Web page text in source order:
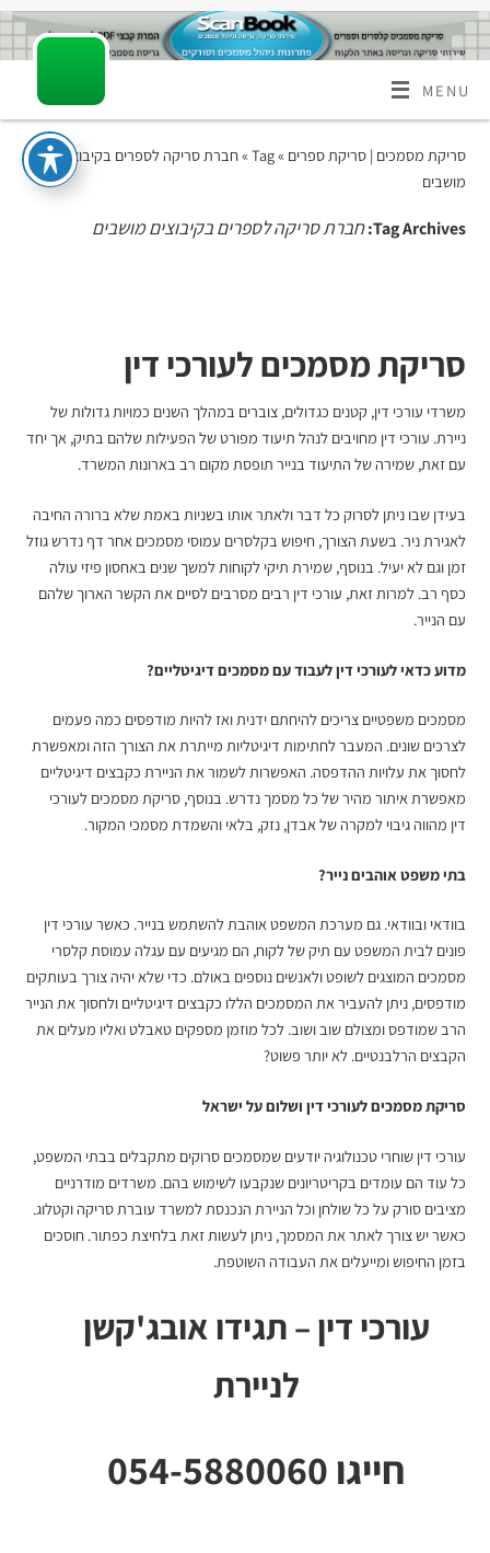
MENU
סריקת מסמכים | סריקת ספרים
» Tag » חברת סריקה לספרים בקיבוצים
מושבים
Tag Archives: חברת סריקה לספרים בקיבוצים מושבים
סריקת מסמכים לעורכי דין
משרדי עורכי דין, קטנים כגדולים, צוברים במהלך השנים כמויות גדולות של
ניירת. עורכי דין מחויבים לנהל תיעוד מפורט של הפעילות שלהם בתיק, אך יחד
עם זאת, שמירה של התיעוד בנייר תופסת מקום רב בארונות המשרד.
בעידן שבו ניתן לסרוק כל דבר ולאתר אותו בשניות באמת שלא ברורה החיבה
לאגירת ניר. בשעת הצורך, חיפוש בקלסרים עמוסי מסמכים אחר דף נדרש גוזל
זמן וגם לא יעיל. בנוסף, שמירת תיקי לקוחות למשך שנים באחסון פיזי עולה
כסף רב. למרות זאת, עורכי דין רבים מסרבים לסיים את הקשר הארוך שלהם
עם הנייר.
מדוע כדאי לעורכי דין לעבוד עם מסמכים דיגיטליים?
מסמכים משפטיים צריכים להיחתם ידנית ואז להיות מודפסים כמה פעמים
לצרכים שונים. המעבר לחתימות דיגיטליות מייתרת את הצורך הזה ומאפשרת
לחסוך את עלויות ההדפסה. האפשרות לשמור את הניירת כקבצים דיגיטליים
מאפשרת איתור מהיר של כל מסמך נדרש. בנוסף, סריקת מסמכים לעורכי
דין מהווה גיבוי למקרה של אבדן, נזק, בלאי והשמדת מסמכי המקור.
בתי משפט אוהבים נייר?
בוודאי ובוודאי. גם מערכת המשפט אוהבת להשתמש בנייר. כאשר עורכי דין
פונים לבית המשפט עם תיק של לקוח, הם מגיעים עם עגלה עמוסת קלסרי
מסמכים המוצגים לשופט ולאנשים נוספים באולם. כדי שלא יהיה צורך בעותקים
מודפסים, ניתן להעביר את המסמכים הללו כקבצים דיגיטליים ולחסוך את הנייר
הרב שמודפס ומצולם שוב ושוב. לכל מוזמן מספקים טאבלט ואליו מעלים את
הקבצים הרלבנטיים. לא יותר פשוט?
סריקת מסמכים לעורכי דיןושלום על ישראל
עורכי דין שוחרי טכנולוגיה יודעים שמסמכים סרוקים מתקבלים בבתי המשפט,
כל עוד הם עומדים בקריטריונים שנקבעו לשימוש בהם. משרדים מודרניים
מציבים סורק על כל שולחן וכל הניירת הנכנסת למשרד עוברת סריקה וקטלוג.
כאשר יש צורך לאתר את המסמך, ניתן לעשות זאת בלחיצת כפתור. חוסכים
בזמן החיפוש ומייעלים את העבודה השוטפת.
עורכי דין – תגידו אובג'קשן
לניירת
חייגו 054-5880060